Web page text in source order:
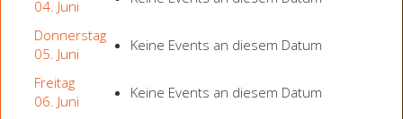
04. Juni
Donnerstag
05. Juni
Keine Events an diesem Datum
Freitag
06. Juni
Keine Events an diesem Datum